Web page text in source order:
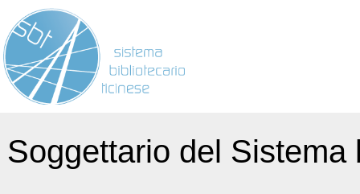
Soggettario del